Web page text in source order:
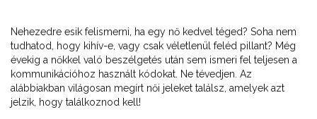
Nehezedre esik felismerni, ha egy nő kedvel téged? Soha nem
tudhatod, hogy kihív-e, vagy csak véletlenül feléd pillant? Még
évekig a nőkkel való beszélgetés után sem ismeri fel teljesen a
kommunikációhoz használt kódokat. Ne tévedjen. Az
alábbiakban világosan megírt női jeleket találsz, amelyek azt
jelzik, hogy találkoznod kell!